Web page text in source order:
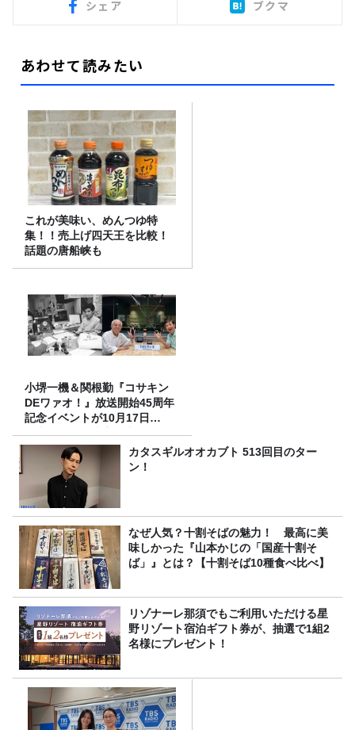
シェア ブクマ
あわせて読みたい
これが美味い、めんつゆ特
集！！売上げ四天王を比較！
話題の唐船峡も
小堺一機＆関根勤『コサキン
DEワァオ！』放送開始45周年
記念イベントが10月17日
（土）に開催決定！本日より
FC先行受付スタート！カタスギルオオカブト 513回目のター
ン！
なぜ人気？十割そばの魅力！ 最高に美
味しかった『山本かじの「国産十割そ
ば」』とは？【十割そば10種食べ比べ】
リゾナーレ那須でもご利用いただける星
野リゾート宿泊ギフト券が、抽選で1組2
名様にプレゼント！